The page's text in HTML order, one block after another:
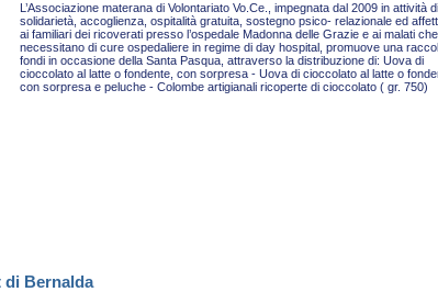
L’Associazione materana di Volontariato Vo.Ce., impegnata dal 2009 in attività di
solidarietà, accoglienza, ospitalità gratuita, sostegno psico- relazionale ed
ai familiari dei ricoverati presso l’ospedale Madonna delle Grazie e ai malati che
necessitano di cure ospedaliere in regime di day hospital, promuove una
fondi in occasione della Santa Pasqua, attraverso la distribuzione di: Uova di
cioccolato al latte o fondente, con sorpresa - Uova di cioccolato al latte o
con sorpresa e peluche - Colombe artigianali ricoperte di cioccolato ( gr. 750)
di Bernalda